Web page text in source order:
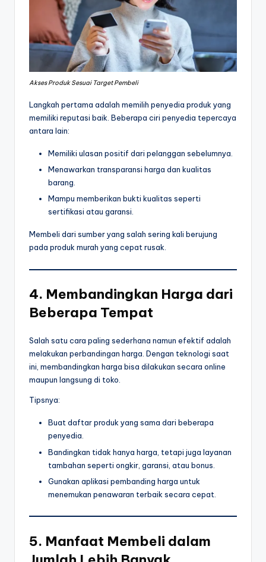
Akses Produk Sesuai Target Pembeli
Langkah pertama adalah memilih penyedia produk yang
memiliki reputasi baik. Beberapa ciri penyedia tepercaya
antara lain:
Memiliki ulasan positif dari pelanggan sebelumnya.
Menawarkan transparansi harga dan kualitas
barang.
Mampu memberikan bukti kualitas seperti
sertifikasi atau garansi.
Membeli dari sumber yang salah sering kali berujung
pada produk murah yang cepat rusak.
4. Membandingkan Harga dari
Beberapa Tempat
Salah satu cara paling sederhana namun efektif adalah
melakukan perbandingan harga. Dengan teknologi saat
ini, membandingkan harga bisa dilakukan secara online
maupun langsung di toko.
Tipsnya:
Buat daftar produk yang sama dari beberapa
penyedia.
Bandingkan tidak hanya harga, tetapi juga layanan
tambahan seperti ongkir, garansi, atau bonus.
Gunakan aplikasi pembanding harga untuk
menemukan penawaran terbaik secara cepat.
5. Manfaat Membeli dalam